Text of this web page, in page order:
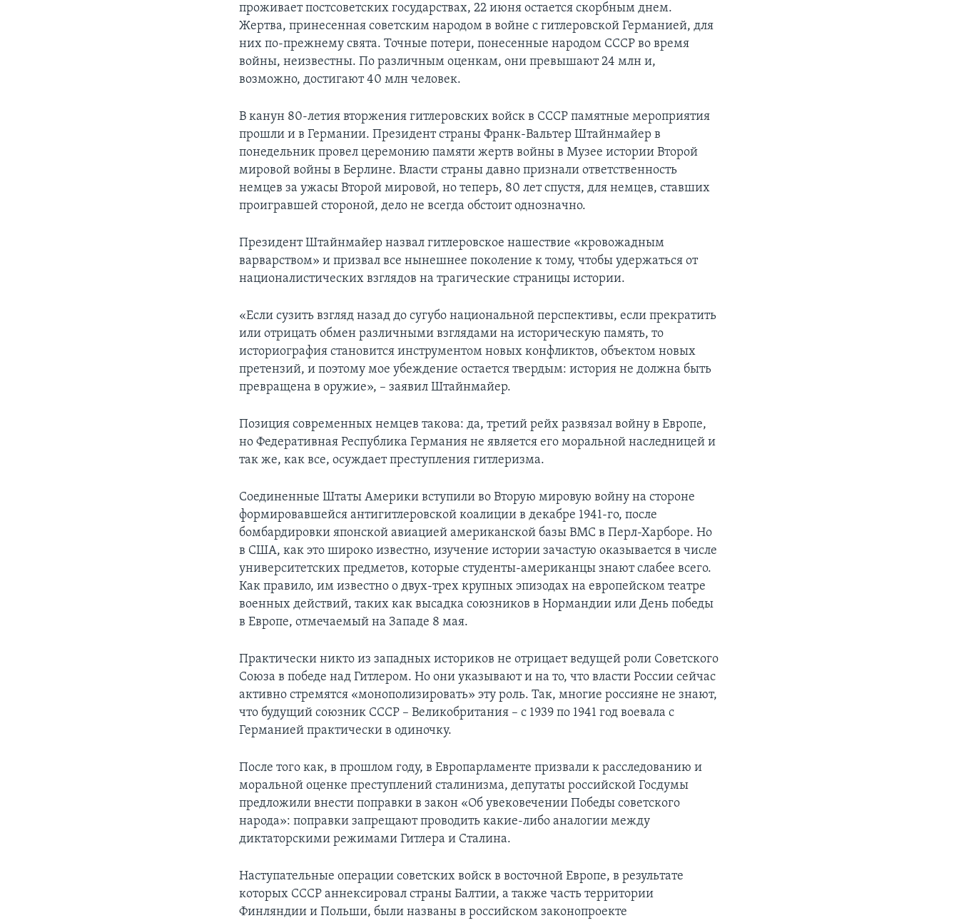
проживает постсоветских государствах, 22 июня остается скорбным днем.
Жертва, принесенная советским народом в войне с гитлеровской Германией, для
них по-прежнему свята. Точные потери, понесенные народом СССР во время
войны, неизвестны. По различным оценкам, они превышают 24 млн и,
возможно, достигают 40 млн человек.
В канун 80-летия вторжения гитлеровских войск в СССР памятные мероприятия
прошли и в Германии. Президент страны Франк-Вальтер Штайнмайер в
понедельник провел церемонию памяти жертв войны в Музее истории Второй
мировой войны в Берлине. Власти страны давно признали ответственность
немцев за ужасы Второй мировой, но теперь, 80 лет спустя, для немцев, ставших
проигравшей стороной, дело не всегда обстоит однозначно.
Президент Штайнмайер назвал гитлеровское нашествие «кровожадным
варварством» и призвал все нынешнее поколение к тому, чтобы удержаться от
националистических взглядов на трагические страницы истории.
«Если сузить взгляд назад до сугубо национальной перспективы, если прекратить
или отрицать обмен различными взглядами на историческую память, то
историография становится инструментом новых конфликтов, объектом новых
претензий, и поэтому мое убеждение остается твердым: история не должна быть
превращена в оружие», – заявил Штайнмайер.
Позиция современных немцев такова: да, третий рейх развязал войну в Европе,
но Федеративная Республика Германия не является его моральной наследницей и
так же, как все, осуждает преступления гитлеризма.
Соединенные Штаты Америки вступили во Вторую мировую войну на стороне
формировавшейся антигитлеровской коалиции в декабре 1941-го, после
бомбардировки японской авиацией американской базы ВМС в Перл-Харборе. Но
в США, как это широко известно, изучение истории зачастую оказывается в числе
университетских предметов, которые студенты-американцы знают слабее всего.
Как правило, им известно о двух-трех крупных эпизодах на европейском театре
военных действий, таких как высадка союзников в Нормандии или День победы
в Европе, отмечаемый на Западе 8 мая.
Практически никто из западных историков не отрицает ведущей роли Советского
Союза в победе над Гитлером. Но они указывают и на то, что власти России сейчас
активно стремятся «монополизировать» эту роль. Так, многие россияне не знают,
что будущий союзник СССР – Великобритания – с 1939 по 1941 год воевала с
Германией практически в одиночку.
После того как, в прошлом году, в Европарламенте призвали к расследованию и
моральной оценке преступлений сталинизма, депутаты российской Госдумы
предложили внести поправки в закон «Об увековечении Победы советского
народа»: поправки запрещают проводить какие-либо аналогии между
диктаторскими режимами Гитлера и Сталина.
Наступательные операции советских войск в восточной Европе, в результате
которых СССР аннексировал страны Балтии, а также часть территории
Финляндии и Польши, были названы в российском законопроекте